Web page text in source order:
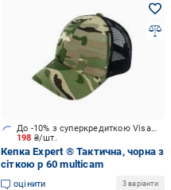
198 ₴/шт.
До -10% з суперкредиткою Visa Вигода
Кепка Expert ® Тактична, чорна з
сіткою р 60 multicam
оцінити 3 варіанти